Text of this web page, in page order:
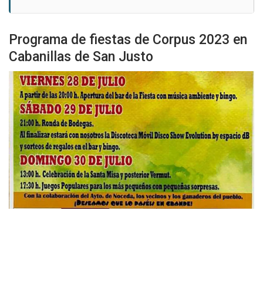
Programa de fiestas de Corpus 2023 en
Cabanillas de San Justo